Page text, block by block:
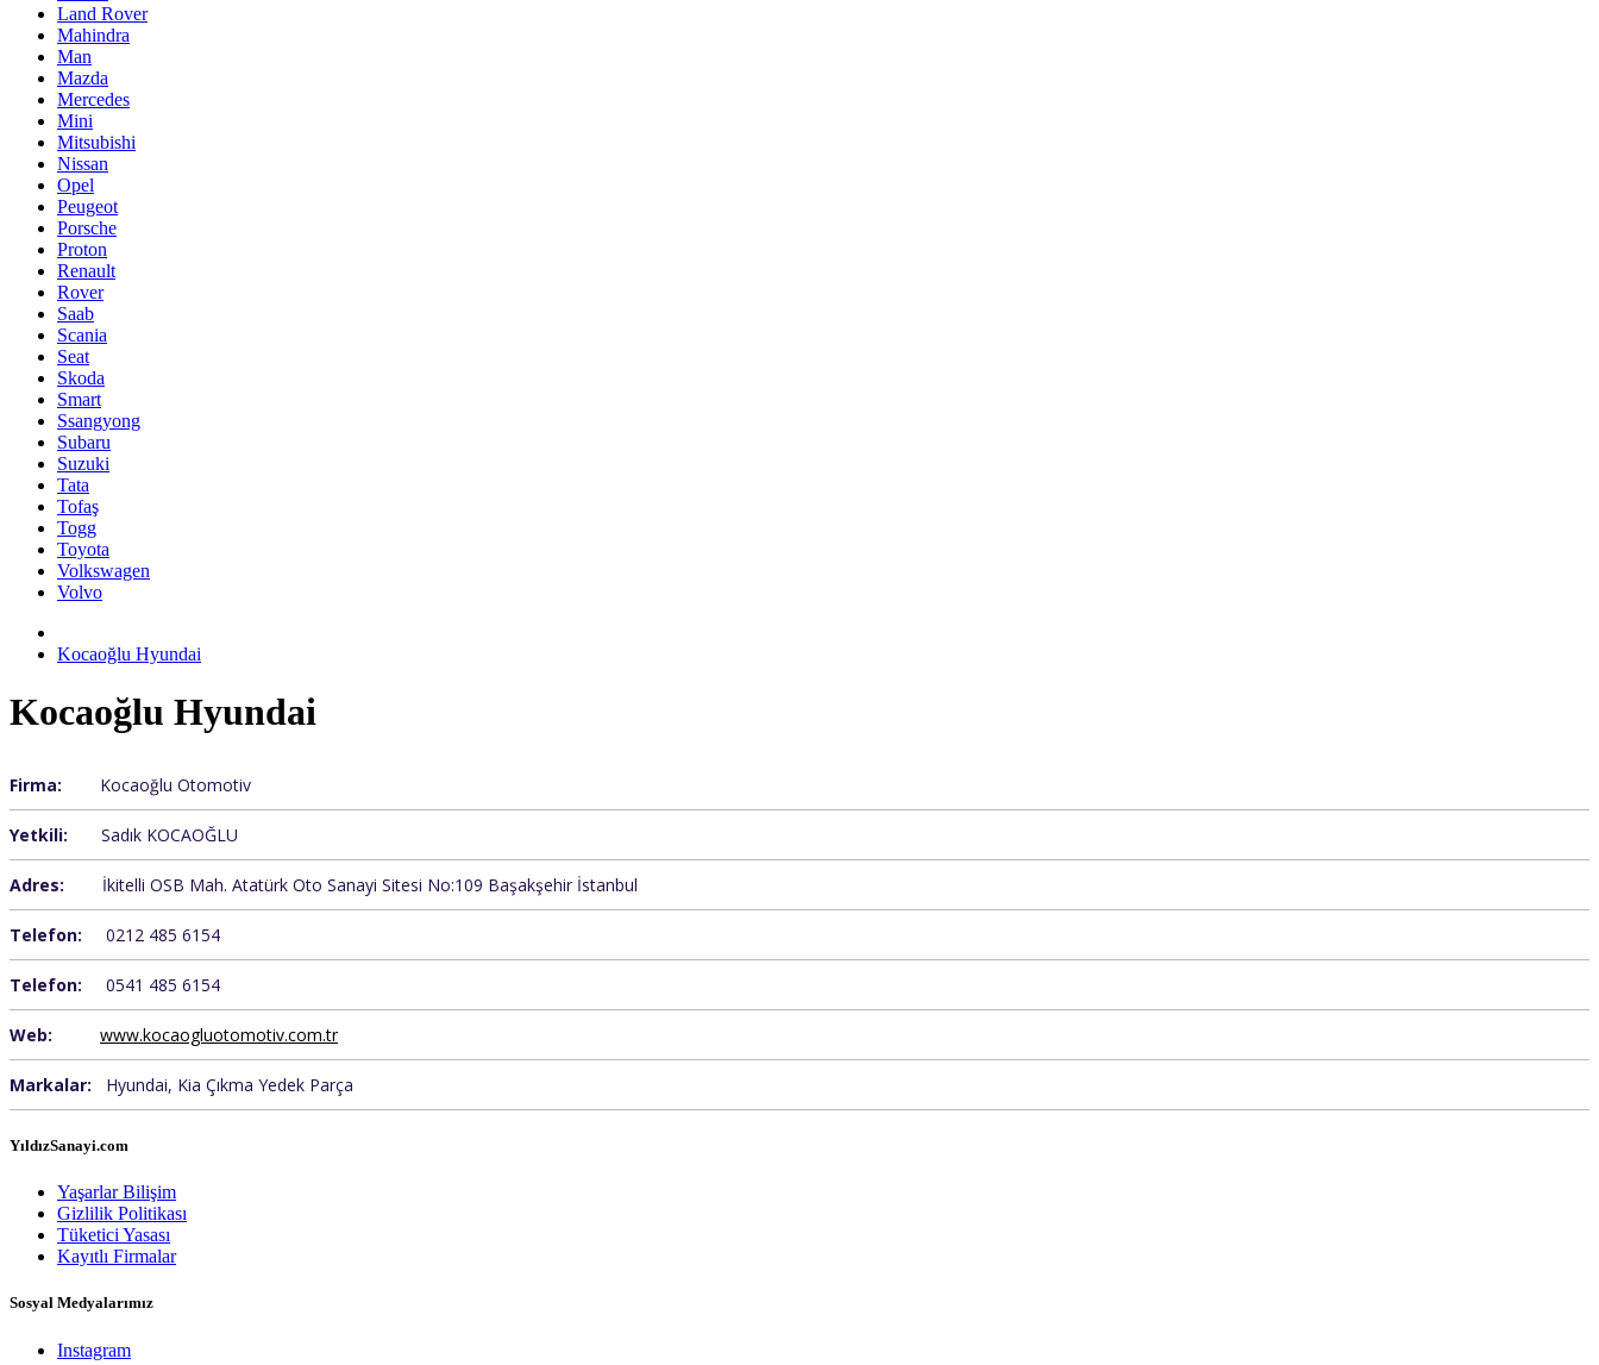
Land Rover
Mahindra
Man
Mazda
Mercedes
Mini
Mitsubishi
Nissan
Opel
Peugeot
Porsche
Proton
Renault
Rover
Saab
Scania
Seat
Skoda
Smart
Ssangyong
Subaru
Suzuki
Tata
Tofaş
Togg
Toyota
Volkswagen
Volvo
Kocaoğlu Hyundai
Kocaoğlu Hyundai
Firma: Kocaoğlu Otomotiv
Yetkili: Sadık KOCAOĞLU
Adres: İkitelli OSB Mah. Atatürk Oto Sanayi Sitesi No:109 Başakşehir İstanbul
Telefon: 0212 485 6154
Telefon: 0541 485 6154
Web: www.kocaogluotomotiv.com.tr
Markalar: Hyundai, Kia Çıkma Yedek Parça
YıldızSanayi.com
Yaşarlar Bilişim
Gizlilik Politikası
Tüketici Yasası
Kayıtlı Firmalar
Sosyal Medyalarımız
Instagram